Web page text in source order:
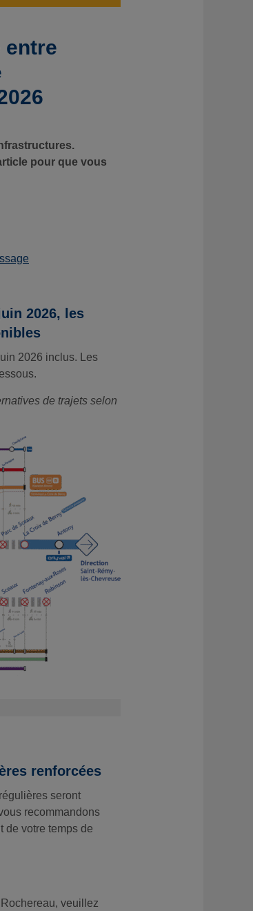
entre
pour que vous
2026, les
2026 inclus. Les
de trajets selon
renforcées
seront
recommandons
de votre temps de
veuillez